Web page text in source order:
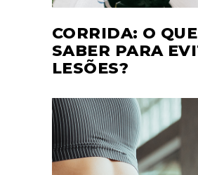
CORRIDA: O
SABER PARA
LESÕES?